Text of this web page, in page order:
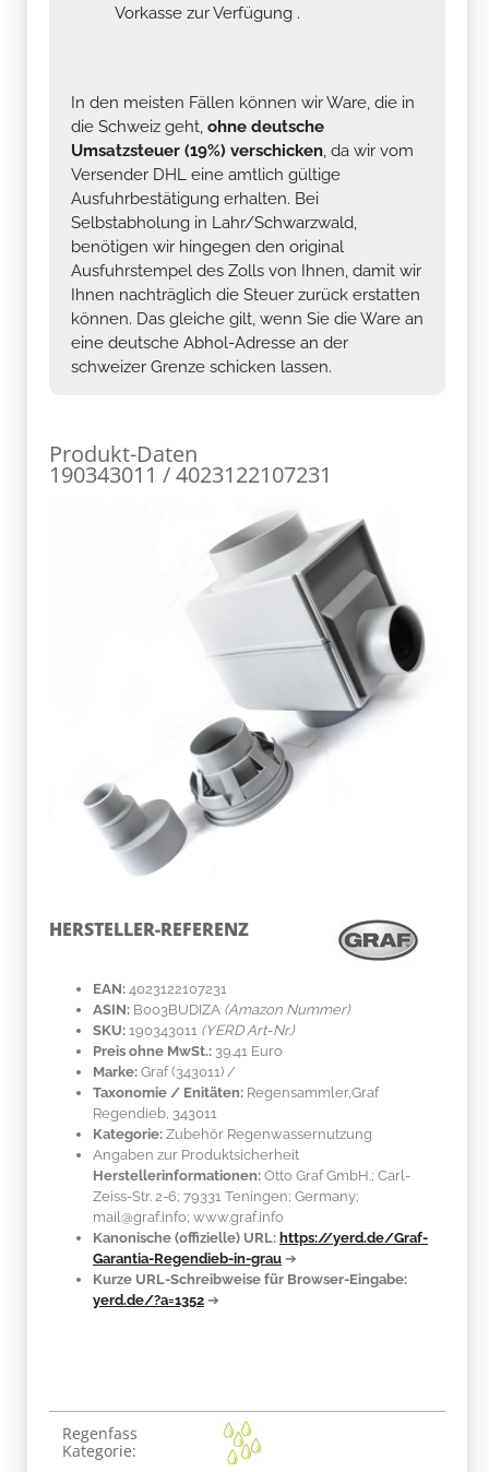
Vorkasse zur Verfügung .
In den meisten Fällen können wir Ware, die in
die Schweiz geht, ohne deutsche
Umsatzsteuer (19%) verschicken, da wir vom
Versender DHL eine amtlich gültige
Ausfuhrbestätigung erhalten. Bei
Selbstabholung in Lahr/Schwarzwald,
benötigen wir hingegen den original
Ausfuhrstempel des Zolls von Ihnen, damit wir
Ihnen nachträglich die Steuer zurück erstatten
können. Das gleiche gilt, wenn Sie die Ware an
eine deutsche Abhol-Adresse an der
schweizer Grenze schicken lassen.
Produkt-Daten
190343011 / 4023122107231
HERSTELLER-REFERENZ
EAN: 4023122107231
ASIN: B003BUDIZA (Amazon Nummer)
SKU: 190343011 (YERD Art-Nr.)
Preis ohne MwSt.: 39.41 Euro
Marke: Graf (343011) /
Taxonomie / Enitäten: Regensammler,Graf
Regendieb, 343011
Kategorie: Zubehör Regenwassernutzung
Angaben zur Produktsicherheit
Herstellerinformationen: Otto Graf GmbH.; Carl-
Zeiss-Str. 2-6; 79331 Teningen; Germany;
mail@graf.info; www.graf.info
Kanonische (offizielle) URL: https://yerd.de/Graf-
Garantia-Regendieb-in-grau ➔
Kurze URL-Schreibweise für Browser-Eingabe:
yerd.de/?a=1352 ➔
Produkteigenschaft
Wert
Regenfass
Kategorie: